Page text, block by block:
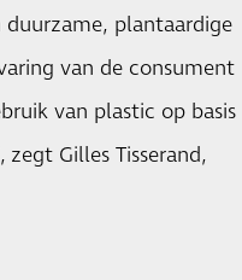
plantaardige
van de consument
van plastic op basis
Gilles Tisserand,